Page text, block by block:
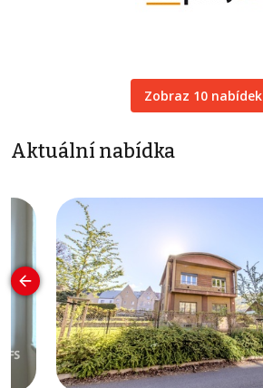
Zobraz 10 nabídek
Aktuální nabídka